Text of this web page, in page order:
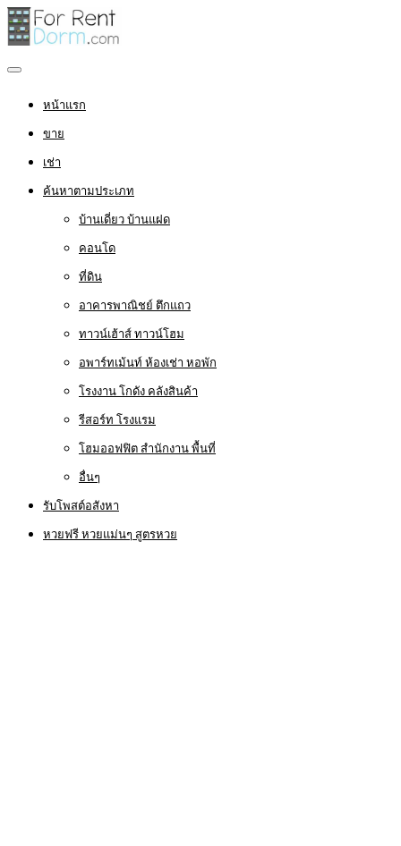
หน้าแรก
ขาย
เช่า
ค้นหาตามประเภท
บ้านเดี่ยว บ้านแฝด
คอนโด
ที่ดิน
อาคารพาณิชย์ ตึกแถว
ทาวน์เฮ้าส์ ทาวน์โฮม
อพาร์ทเม้นท์ ห้องเช่า หอพัก
โรงงาน โกดัง คลังสินค้า
รีสอร์ท โรงแรม
โฮมออฟฟิต สำนักงาน พื้นที่
อื่นๆ
รับโพสต์อสังหา
หวยฟรี หวยแม่นๆ สูตรหวย